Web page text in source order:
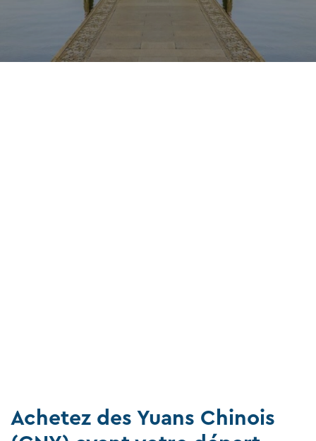
Achetez des Yuans Chinois